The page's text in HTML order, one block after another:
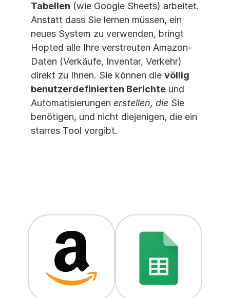
Tabellen (wie Google Sheets) arbeitet.
Anstatt dass Sie lernen müssen, ein
neues System zu verwenden, bringt
Hopted alle Ihre verstreuten Amazon-
Daten (Verkäufe, Inventar, Verkehr)
direkt zu Ihnen. Sie können die völlig
benutzerdefinierten Berichte und
Automatisierungen erstellen, die Sie
benötigen, und nicht diejenigen, die ein
starres Tool vorgibt.